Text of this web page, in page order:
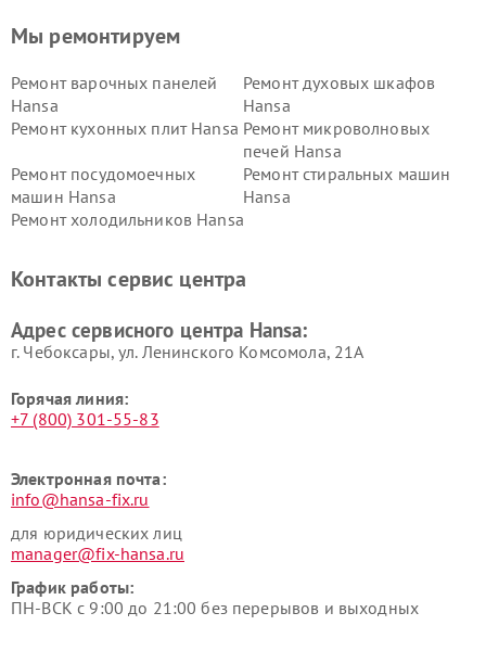
Мы ремонтируем
Ремонт варочных панелей
Hansa
Ремонт духовых шкафов
Hansa
Ремонт кухонных плит Hansa Ремонт микроволновых
печей Hansa
Ремонт посудомоечных
машин Hansa
Ремонт стиральных машин
Hansa
Ремонт холодильников Hansa
Контакты сервис центра
Адрес сервисного центра Hansa:
г. Чебоксары, ул. Ленинского Комсомола, 21А
Горячая линия:
+7 (800) 301-55-83
Электронная почта:
info@hansa-fix.ru
для юридических лиц
manager@fix-hansa.ru
График работы:
ПН-ВСК с 9:00 до 21:00 без перерывов и выходных